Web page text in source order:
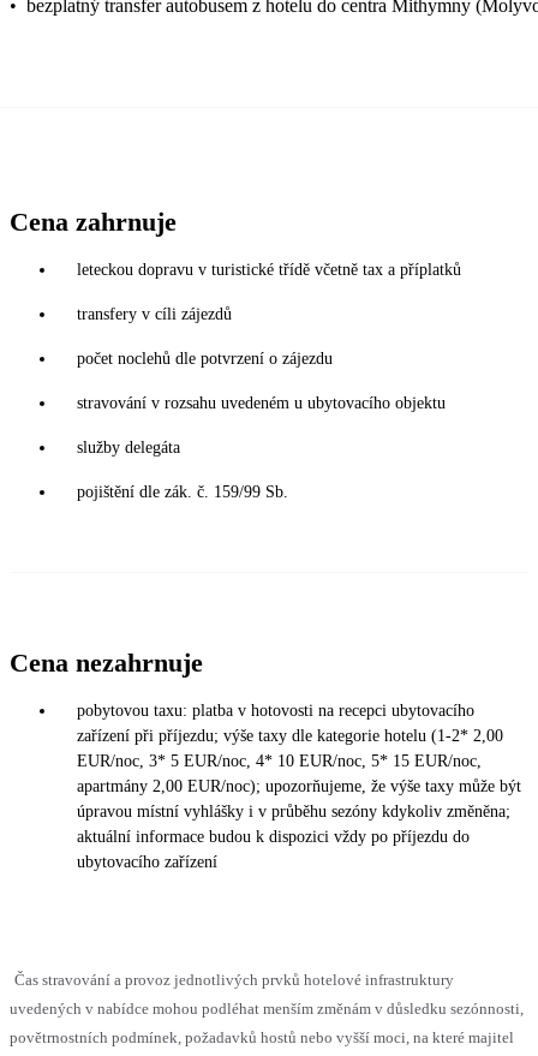
• bezplatný transfer autobusem z hotelu do centra Mithymny
Cena zahrnuje
leteckou dopravu v turistické třídě včetně tax a příplatků
transfery v cíli zájezdů
počet noclehů dle potvrzení o zájezdu
stravování v rozsahu uvedeném u ubytovacího objektu
služby delegáta
pojištění dle zák. č. 159/99 Sb.
Cena nezahrnuje
pobytovou taxu: platba v hotovosti na recepci ubytovacího
zařízení při příjezdu; výše taxy dle kategorie hotelu (1-2* 2,00
EUR/noc, 3* 5 EUR/noc, 4* 10 EUR/noc, 5* 15 EUR/noc,
apartmány 2,00 EUR/noc); upozorňujeme, že výše taxy může být
úpravou místní vyhlášky i v průběhu sezóny kdykoliv změněna;
aktuální informace budou k dispozici vždy po příjezdu do
ubytovacího zařízení
Čas stravování a provoz jednotlivých prvků hotelové infrastruktury
uvedených v nabídce mohou podléhat menším změnám v důsledku sezónnosti,
povětrnostních podmínek, požadavků hostů nebo vyšší moci, na které majitel